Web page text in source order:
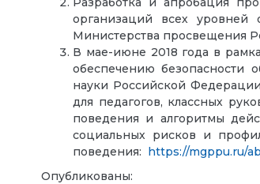
организаций всех уровней
Министерства просвещения
В мае-июне 2018 года в
обеспечению безопасности
науки Российской
для педагогов, классных
поведения и алгоритмы
социальных рисков и
поведения: https://mgppu.ru/
Опубликованы: